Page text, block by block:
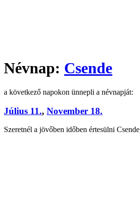
Névnap: Csende
a következő napokon ünnepli a névnapját:
Július 11., November 18.
Szeretnél a jövőben időben értesülni